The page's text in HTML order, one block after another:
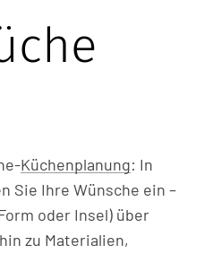
Küchenplanung: In
Sie Ihre Wünsche ein –
oder Insel) über
zu Materialien,